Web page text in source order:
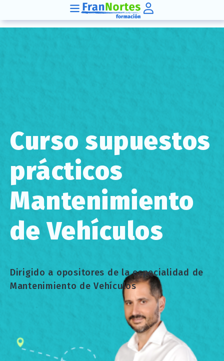
Curso supuestos
prácticos
Mantenimiento
de Vehículos
Dirigido a opositores de la especialidad de
Mantenimiento de Vehículos